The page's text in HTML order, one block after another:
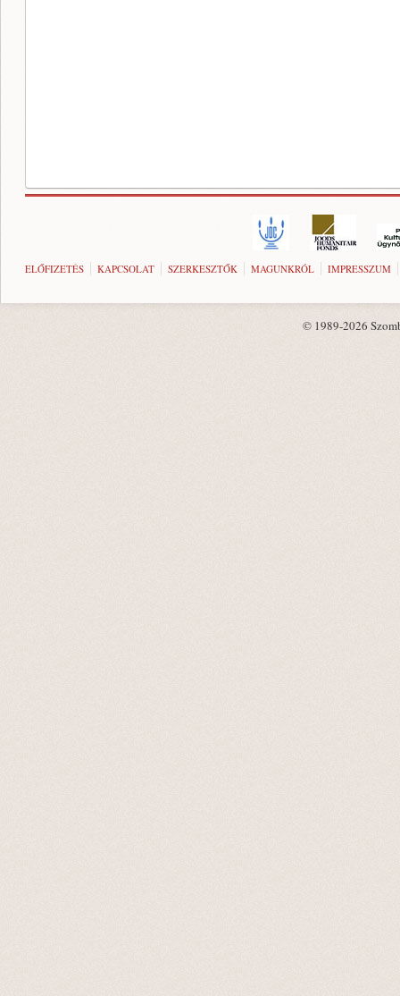
ELŐFIZETÉS KAPCSOLAT SZERKESZTŐK MAGUNKRÓL IMPRESSZUM
© 1989-2026